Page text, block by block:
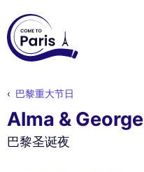
巴黎重大节日
Alma & George
巴黎圣诞夜